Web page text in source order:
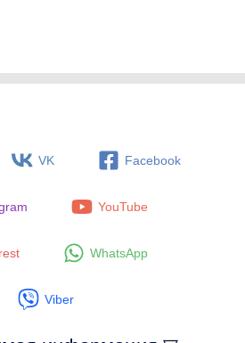
VK Facebook
YouTube
WhatsApp
Viber